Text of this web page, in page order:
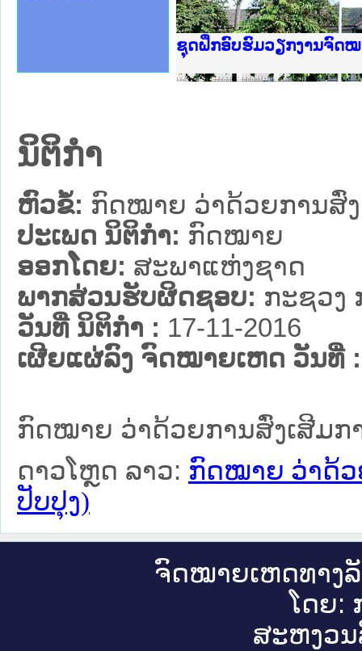
Ministry of Justice Lao
ເຜີຍແຜ່ວັບໄຊຈົດໝາຍເຫດ
ກະຊວງຍຸຕິທຳ
ຊຸດຝຶກອົບຮົມວຽກງານຈົດໝ
ກອງປະຊຸມທົບທວນຄືນການ
ຝຶກອົບຮົມ ຜູ່ປະສານງານວ
ຝຶກອົບຮົມ ຜູ່ປະສານງານວ
ເຜີຍແຜ່ແອັບກົດໝາຍລາວ
ເຜີຍແຜ່ແອັບກົດໝາຍລາວ
ຍົກລະດັບວຽກງານຈົດໝາຍ
ຊຸດຝຶກອົບຮົມວຽກງານຈົດໝ
ນິຕິກໍາ
ຫົວຂໍ້: ກົດໝາຍ ວ່າດ້ວຍການສົ່
ປະເພດ ນິຕິກໍາ: ກົດໝາຍ
ອອກໂດຍ: ສະພາແຫ່ງຊາດ
ພາກສ່ວນຮັບຜິດຊອບ: ກະຊວງ
ວັນທີ່ ນິຕິກໍາ : 17-11-2016
ເຜີຍແຜ່ລົງ ຈົດໝາຍເຫດ ວັນທີ່ :
ກົດໝາຍ ວ່າດ້ວຍການສົ່ງເສີມກ
ດາວໂຫຼດ ລາວ: ກົດໝາຍ ວ່າດ້ວ
ປັບປຸງ)
ຈົດ​ໝາຍ​ເຫດ​ທາງ​
ໂດຍ:
ສະ​ຫງວນ​